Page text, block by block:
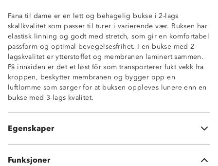
Fana til dame er en lett og behagelig bukse i 2-lags
skallkvalitet som passer til turer i varierende vær. Buksen har
elastisk linning og godt med stretch, som gir en komfortabel
passform og optimal bevegelsesfrihet. I en bukse med 2-
lagskvalitet er ytterstoffet og membranen laminert sammen.
På innsiden er det et løst fôr som transporterer fukt vekk fra
kroppen, beskytter membranen og bygger opp en
luftlomme som sørger for at buksen oppleves lunere enn en
bukse med 3-lags kvalitet.
Egenskaper
Vanntett (10 000 mm vannsøyle)
Vindtett
Fukttransporterende (5 000 g/m2/24t)
Tapede sømmer
Stretch
Knappejustering i linningen
Refleksdetalj
Buksen har ingen lommer
Funksjoner